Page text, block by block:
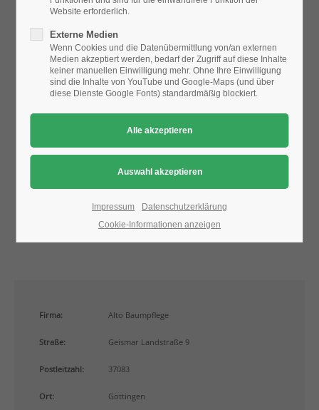
24h/ 365days
We offer support for our customers
Mon - Fri 8:00am - 5:00pm(GMT +1)
Get in touch
376-293 City Road, Suite 600
San Francisco, CA 94102
info@yourdomain.com
About us
Lorem ipsum dolor sit amet, consectetuer adipiscing
elit.
nicht angezeigt.
Bitte ändern Sie dieDatenschutz-Einstellungen, indem Sie
auch "externe Medien" zulassen.
Firma: Alto Baumpflege
Straße: Geismar Landstraße 9
Postleitzahl: 37083
Ort: Göttingen
Website erforderlich.
Externe Medien
Wenn Cookies und die Datenübermittlung von/an externen
Medien akzeptiert werden, bedarf der Zugriff auf diese Inhalte
keiner manuellen Einwilligung mehr. Ohne Ihre Einwilligung
sind die Inhalte von YouTube und Google-Maps (und über
diese Dienste Google Fonts) standardmäßig blockiert.
Impressum
Datenschutzerklärung
Cookie-Informationen anzeigen